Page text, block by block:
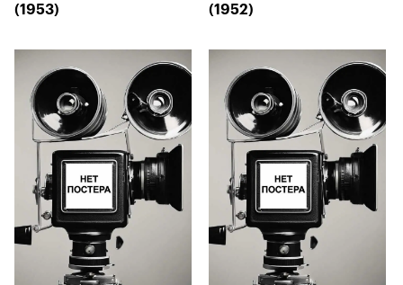
(1953)
(1952)